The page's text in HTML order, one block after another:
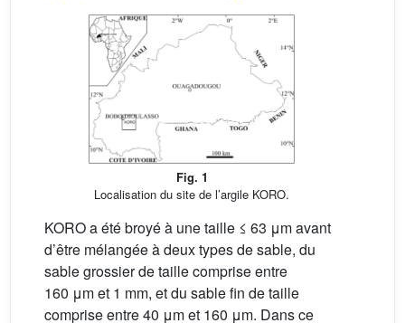
Fig. 1
Localisation du site de l’argile KORO.
KORO a été broyé à une taille ≤ 63 μm avant
d’être mélangée à deux types de sable, du
sable grossier de taille comprise entre
160 μm et 1 mm, et du sable fin de taille
comprise entre 40 μm et 160 μm. Dans ce